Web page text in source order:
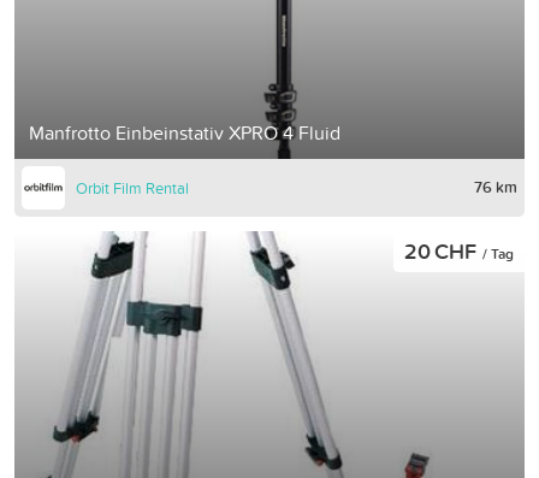
Manfrotto Einbeinstativ XPRO 4 Fluid
Orbit Film Rental 76 km
20 CHF / Tag